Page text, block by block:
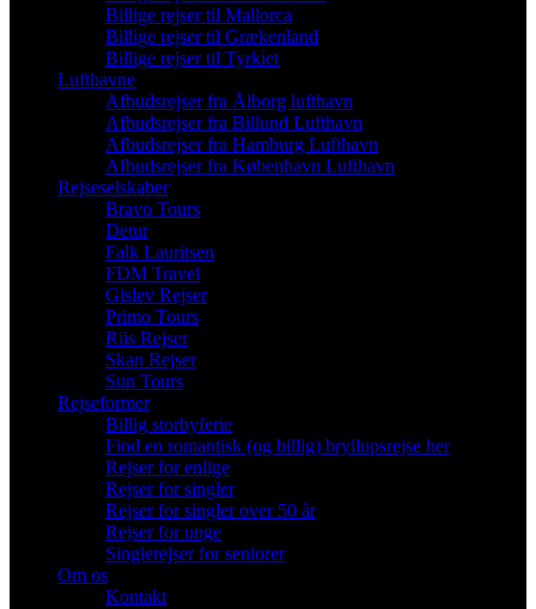
Billige rejser til Mallorca
Billige rejser til Grækenland
Billige rejser til Tyrkiet
Lufthavne
Afbudsrejser fra Ålborg lufthavn
Afbudsrejser fra Billund Lufthavn
Afbudsrejser fra Hamburg Lufthavn
Afbudsrejser fra København Lufthavn
Rejseselskaber
Bravo Tours
Detur
Falk Lauritsen
FDM Travel
Gislev Rejser
Primo Tours
Riis Rejser
Skan Rejser
Sun Tours
Rejseformer
Billig storbyferie
Find en romantisk (og billig) bryllupsrejse her
Rejser for enlige
Rejser for singler
Rejser for singler over 50 år
Rejser for unge
Singlerejser for seniorer
Om os
Kontakt